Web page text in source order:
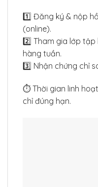
1️⃣ Đăng ký & nộp
(online).
2️⃣ Tham gia lớp tập
hàng tuần.
3️⃣ Nhận chứng chỉ
⏱ Thời gian linh
chỉ đúng hạn.